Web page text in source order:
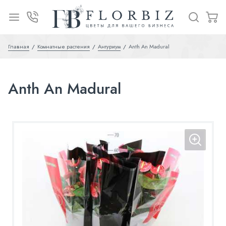
Главная Комнатные растения Антуриум Anth An Madural
Anth An Madural